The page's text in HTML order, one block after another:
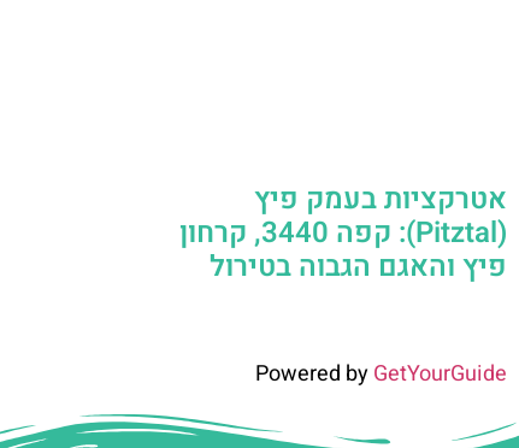
אטרקציות בעמק פיץ
(Pitztal): קפה 3440, קרחון
פיץ והאגם הגבוה בטירול
Powered byGetYourGuide